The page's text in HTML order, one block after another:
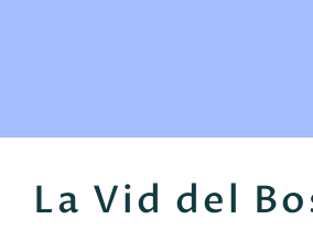
La Vid del